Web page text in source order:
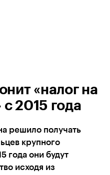
«налог на
2015 года
решило получать
крупного
года они будут
исходя из